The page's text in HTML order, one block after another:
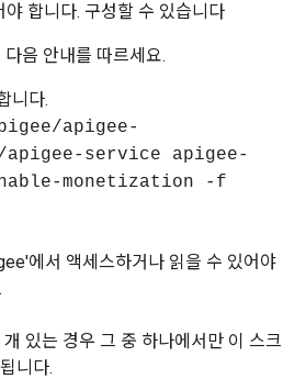
야 합니다. 구성할 수 있습니다
음 안내를 따르세요.
니다.
apigee-
service apigee-
monetization -f
에서 액세스하거나 읽을 수 있어야
있는 경우 그 중 하나에서만 이 스크
니다.